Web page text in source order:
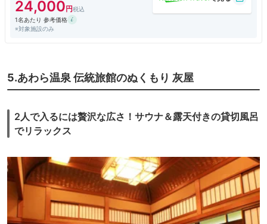
24,000
1名あたり 参考価格
※対象施設のみ
5.あわら温泉 伝統旅館のぬくもり 灰屋
2人で入るには贅沢な広さ！サウナ＆露天付きの貸切風呂
でリラックス